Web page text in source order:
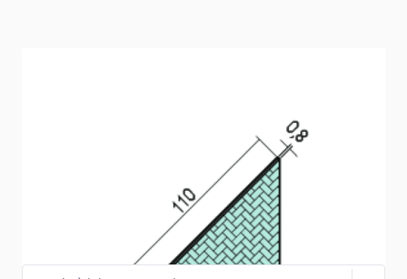
Bande de jonction en EPDM pour protéger la sous-
3311
Variantes de produits